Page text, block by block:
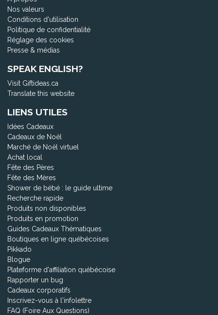
Nos valeurs
Conditions d'utilisation
Politique de confidentialité
Réglage des cookies
Presse & médias
SPEAK ENGLISH?
Visit Giftideas.ca
Translate this website
LIENS UTILES
Idées Cadeaux
Cadeaux de Noël
Marché de Noël virtuel
Achat local
Fête des Pères
Fête des Mères
Shower de bébé : le guide ultime
Recherche rapide
Produits non disponibles
Produits en promotion
Guides Cadeaux Thématiques
Boutiques en ligne québécoises
Pikkado
Blogue
Plateforme d'affiliation québécoise
Rapporter un bug
Cadeaux corporatifs
Inscrivez-vous à l'infolettre
FAQ (Foire Aux Questions)